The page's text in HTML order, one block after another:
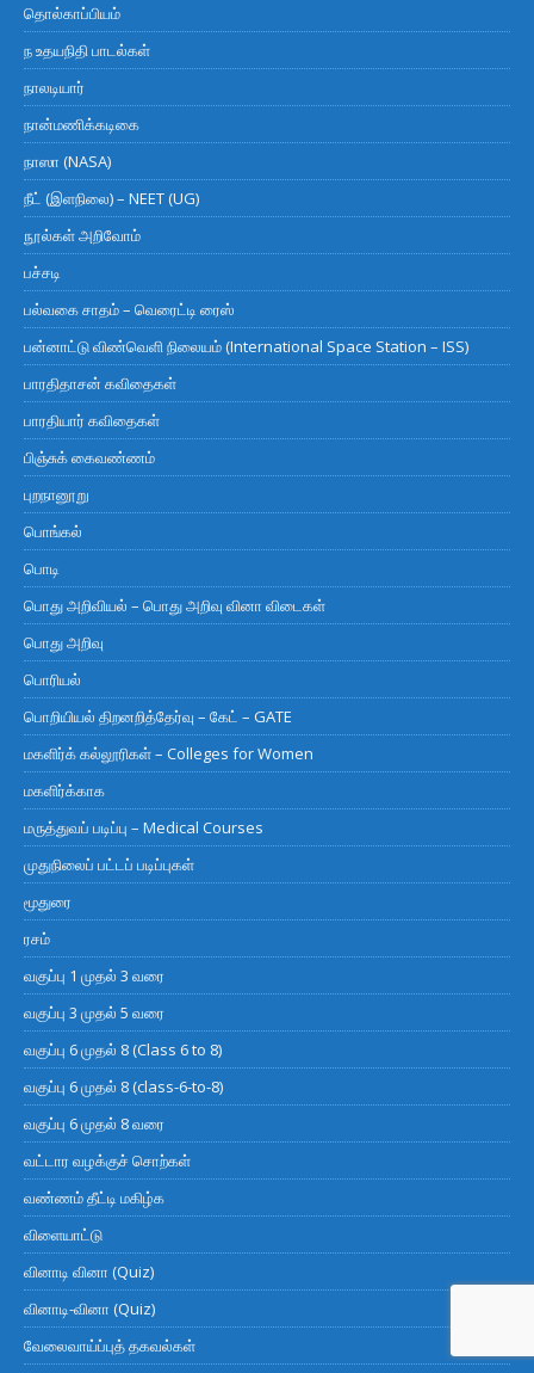
தொல்காப்பியம்
ந உதயநிதி பாடல்கள்
நாலடியார்
நான்மணிக்கடிகை
நாஸா (NASA)
நீட் (இளநிலை) – NEET (UG)
நூல்கள் அறிவோம்
பச்சடி
பல்வகை சாதம் – வெரைட்டி ரைஸ்
பன்னாட்டு விண்வெளி நிலையம் (International Space Station – ISS)
பாரதிதாசன் கவிதைகள்
பாரதியார் கவிதைகள்
பிஞ்சுக் கைவண்ணம்
புறநானூறு
பொங்கல்
பொடி
பொது அறிவியல் – பொது அறிவு வினா விடைகள்
பொது அறிவு
பொரியல்
பொறியியல் திறனறித்தேர்வு – கேட் – GATE
மகளிர்க் கல்லூரிகள் – Colleges for Women
மகளிர்க்காக
மருத்துவப் படிப்பு – Medical Courses
முதுநிலைப் பட்டப் படிப்புகள்
மூதுரை
ரசம்
வகுப்பு 1 முதல் 3 வரை
வகுப்பு 3 முதல் 5 வரை
வகுப்பு 6 முதல் 8 (Class 6 to 8)
வகுப்பு 6 முதல் 8 (class-6-to-8)
வகுப்பு 6 முதல் 8 வரை
வட்டார வழக்குச் சொற்கள்
வண்ணம் தீட்டி மகிழ்க
விளையாட்டு
வினாடி வினா (Quiz)
வினாடி-வினா (Quiz)
வேலைவாய்ப்புத் தகவல்கள்